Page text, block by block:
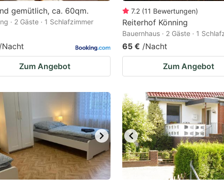
gemütlich, ca. 60qm.
· 2 Gäste · 1 Schlafzimmer
/Nacht
Zum Angebot
7.2 (11 Bewertungen)
Reiterhof Könning
Bauernhaus · 2 Gäste · 1
65 € /Nacht
Zum Angebot